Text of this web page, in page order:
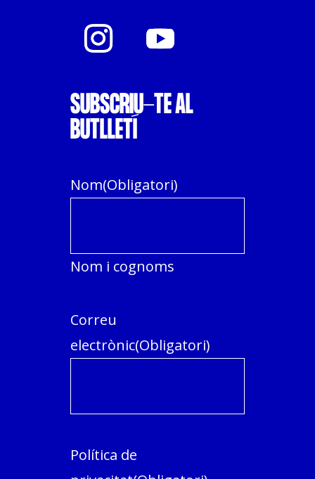
SUBSCRIU-TE AL
BUTLLETÍ
Nom(Obligatori)
Nom i cognoms
Correu
electrònic(Obligatori)
Política de